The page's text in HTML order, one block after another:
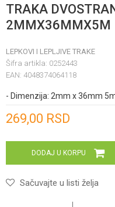
TRAKA
2MMX36MMX5M
LEPKOVI I LEPLJIVE TRAKE
Šifra artikla: 0252443
EAN: 4048374064118
- Dimenzija: 2mm x 36mm
269,00 RSD
DODAJ U KORPU
Sačuvajte u listi želja